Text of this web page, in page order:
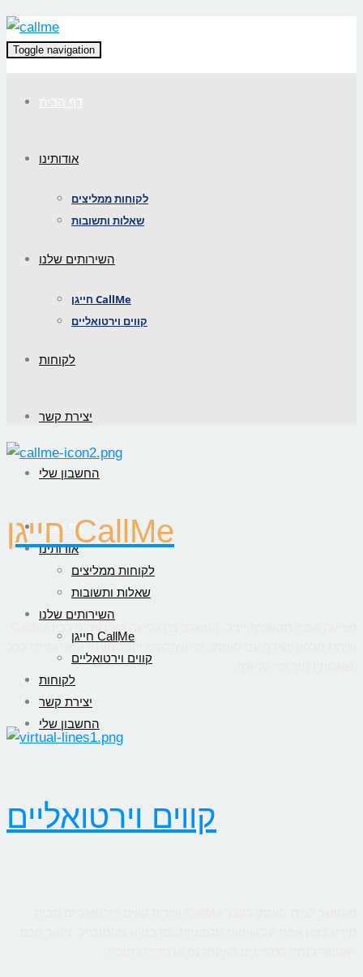
Toggle navigation
אודותינו
לקוחות ממליצים
שאלות ותשובות
השירותים שלנו
חייגן CallMe
קווים וירטואליים
לקוחות
יצירת קשר
החשבון שלי
דף הבית
אודותינו
לקוחות ממליצים
שאלות ותשובות
השירותים שלנו
חייגן CallMe
קווים וירטואליים
לקוחות
יצירת קשר
החשבון שלי
חייגן CallMe
שיחת טלפון ישירה עם העסק, כך שהלקוח יקבל מענה אישי ומיידי לכל
קווים וירטואליים